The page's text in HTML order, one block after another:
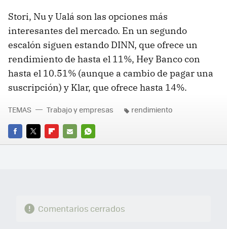
Stori, Nu y Ualá son las opciones más
interesantes del mercado. En un segundo
escalón siguen estando DINN, que ofrece un
rendimiento de hasta el 11%, Hey Banco con
hasta el 10.51% (aunque a cambio de pagar una
suscripción) y Klar, que ofrece hasta 14%.
FACEBOOK
TWITTERFLIPBOARD
E-
WHATSAPP
TEMAS Trabajo y empresas rendimiento
Comentarios cerrados